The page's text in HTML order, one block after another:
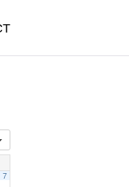
7